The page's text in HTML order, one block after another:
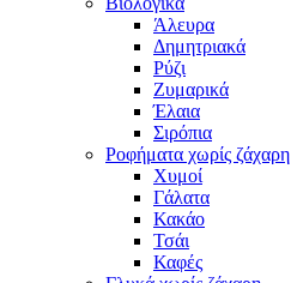
Άλευρα
Δημητριακά
Ρύζι
Ζυμαρικά
Έλαια
Σιρόπια
Ροφήματα χωρίς ζάχαρη
Χυμοί
Γάλατα
Κακάο
Τσάι
Καφές